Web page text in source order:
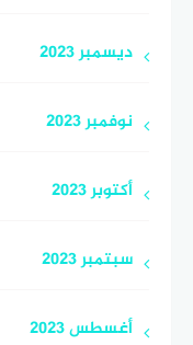
ديسمبر 2023
نوفمبر 2023
أكتوبر 2023
سبتمبر 2023
أغسطس 2023